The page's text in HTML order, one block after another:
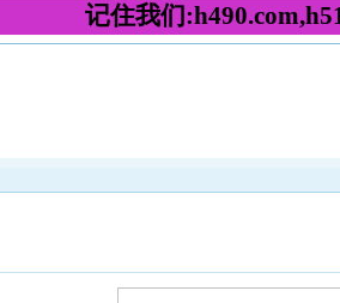
记住我们